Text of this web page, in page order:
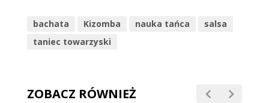
bachata Kizomba nauka tańca
salsa
taniec towarzyski
ZOBACZ RÓWNIEŻ